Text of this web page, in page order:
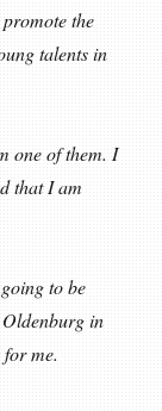
the
talents in
one of them. I
that I am
to be
in
me.